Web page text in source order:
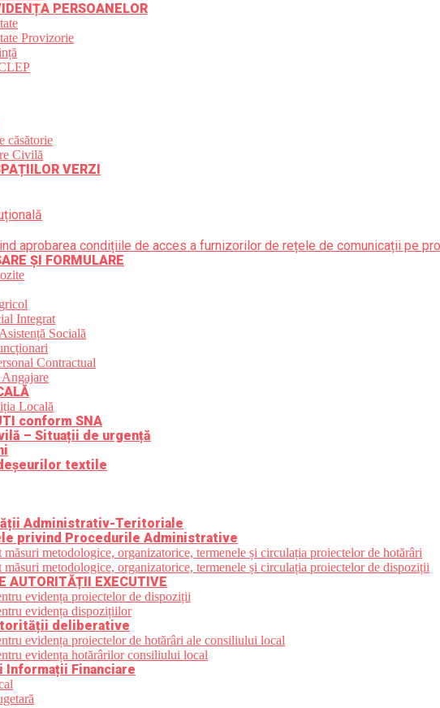
PERSOANELOR
Provizorie
căsătorie
Civilă
VERZI
aprobarea condițiile de acces a furnizorilor de rețele de comunicații pe
ȘI FORMULARE
Integrat
Socială
Contractual
Locală
conform SNA
– Situații de urgență
textile
Administrativ-Teritoriale
privind Procedurile Administrative
măsuri metodologice, organizatorice, termenele și circulația proiectelor de hotărâri
măsuri metodologice, organizatorice, termenele și circulația proiectelor de dispoziții
AUTORITĂȚII EXECUTIVE
evidența proiectelor de dispoziții
evidența dispozițiilor
deliberative
evidența proiectelor de hotărâri ale consiliului local
evidența hotărârilor consiliului local
Informații Financiare